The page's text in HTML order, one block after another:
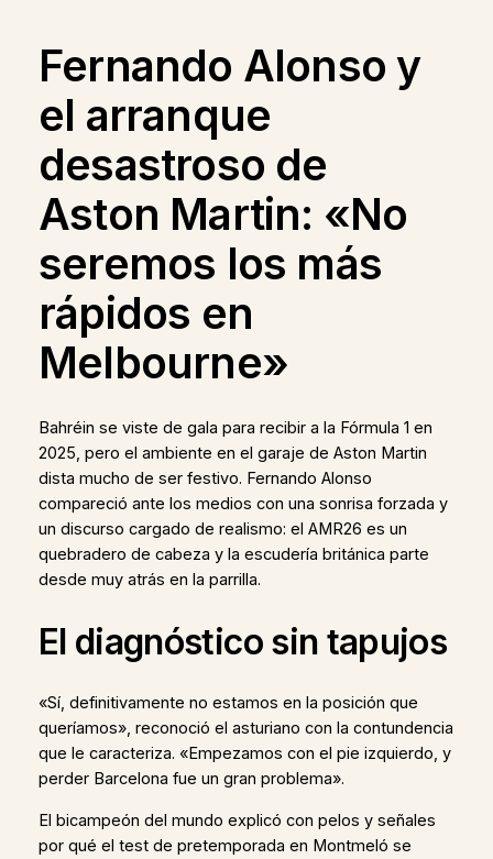
Fernando Alonso y
el arranque
desastroso de
Aston Martin: «No
seremos los más
rápidos en
Melbourne»
Bahréin se viste de gala para recibir a la Fórmula 1 en
2025, pero el ambiente en el garaje de Aston Martin
dista mucho de ser festivo. Fernando Alonso
compareció ante los medios con una sonrisa forzada y
un discurso cargado de realismo: el AMR26 es un
quebradero de cabeza y la escudería británica parte
desde muy atrás en la parrilla.
El diagnóstico sin tapujos
«Sí, definitivamente no estamos en la posición que
queríamos», reconoció el asturiano con la contundencia
que le caracteriza. «Empezamos con el pie izquierdo, y
perder Barcelona fue un gran problema».
El bicampeón del mundo explicó con pelos y señales
por qué el test de pretemporada en Montmeló se